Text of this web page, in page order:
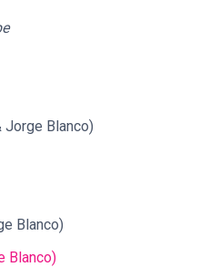
Jorge Blanco)
Blanco)
Blanco)